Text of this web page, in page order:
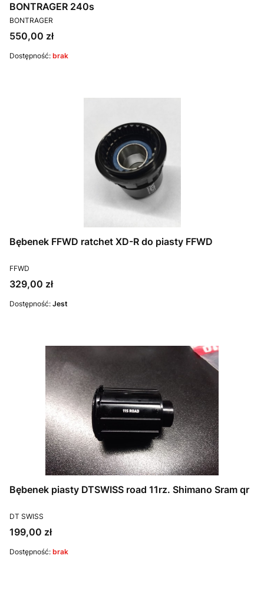
BONTRAGER 240s
PRODUCENT
BONTRAGER
Cena
550,00 zł
Dostępność: brak
Bębenek FFWD ratchet XD-R do piasty FFWD
PRODUCENT
FFWD
Cena
329,00 zł
Dostępność: Jest
Bębenek piasty DTSWISS road 11rz. Shimano Sram qr
PRODUCENT
DT SWISS
Cena
199,00 zł
Dostępność: brak